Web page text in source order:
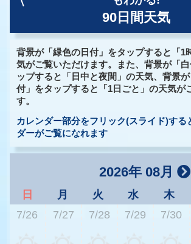
90日間天気
背景が「緑色の日付」をタップすると「1
気がご覧いただけます。また、背景が「
ップすると「日中と夜間」の天気、背景
付」をタップすると「1日ごと」の天気が
す。
カレンダー部分をフリック(スライド)する
ダーがご覧になれます
2026年 08月
日 月 火 水 木
7/26
7/27 7/28 7/29 7/30